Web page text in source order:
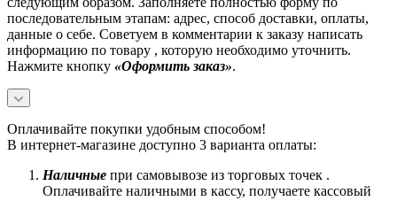
последовательным этапам: адрес, способ доставки, оплаты,
данные о себе. Советуем в комментарии к заказу написать
информацию по товару , которую необходимо уточнить.
Нажмите кнопку «Оформить заказ».
Оплачивайте покупки удобным способом!
В интернет-магазине доступно 3 варианта оплаты:
Наличные при самовывозе из торговых точек .
Оплачивайте наличными в кассу, получаете кассовый